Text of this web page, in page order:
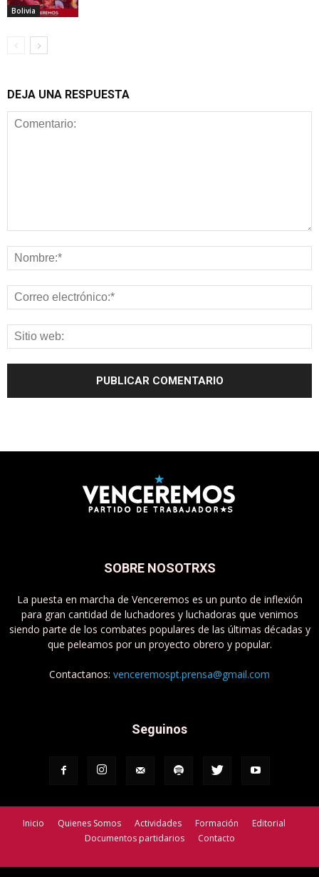
Bolivia
DEJA UNA RESPUESTA
SOBRE NOSOTRXS
La puesta en marcha de Venceremos es un punto de inflexión
para gran cantidad de luchadores y luchadoras que venimos
siendo parte de los combates populares de las últimas décadas y
que peleamos por un proyecto obrero y popular.
Contactanos: venceremospt.prensa@gmail.com
Seguinos
Inicio Quienes Somos Actividades Formación
Editorial
Documentos partidarios
Contacto